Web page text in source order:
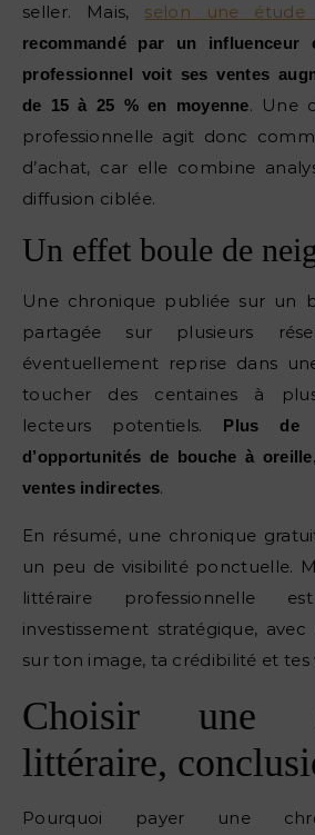
seller. Mais, selon une étude
recommandé par un influenceur
professionnel voit ses ventes
de 15 à 25 % en moyenne. Une
professionnelle agit donc
d’achat, car elle combine
diffusion ciblée.
Un effet boule de
Une chronique publiée sur un
partagée sur plusieurs
éventuellement reprise dans
toucher des centaines à
lecteurs potentiels. Plus de
d’opportunités de bouche à
ventes indirectes.
En résumé, une chronique
un peu de visibilité ponctuelle.
littéraire professionnelle
investissement stratégique,
sur ton image, ta crédibilité et tes
Choisir une
littéraire,
Pourquoi payer une